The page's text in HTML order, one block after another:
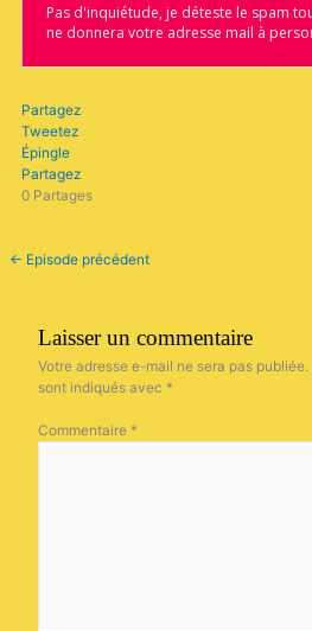
Partagez
Tweetez
Épingle
Partagez
0 Partages
← Episode précédent
Laisser un commentaire
Votre adresse e-mail ne sera pas publiée.
sont indiqués avec *
Commentaire *